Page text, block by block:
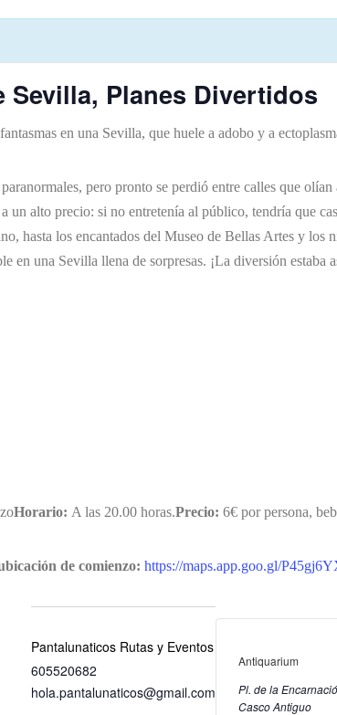
Sevilla, Planes Divertidos
en una Sevilla, que huele a adobo y a
pero pronto se perdió entre calles que
alto precio: si no entretenía al público, tendría que
hasta los encantados del Museo de Bellas Artes y los
una Sevilla llena de sorpresas. ¡La diversión estaba
Horario: A las 20.00 horas.Precio: 6€ por persona,
de comienzo: https://maps.app.goo.gl/
Pantalunaticos Rutas y Eventos
605520682
hola.pantalunaticos@gmail.com
Antiquarium
Pl. de la
Casco Antiguo